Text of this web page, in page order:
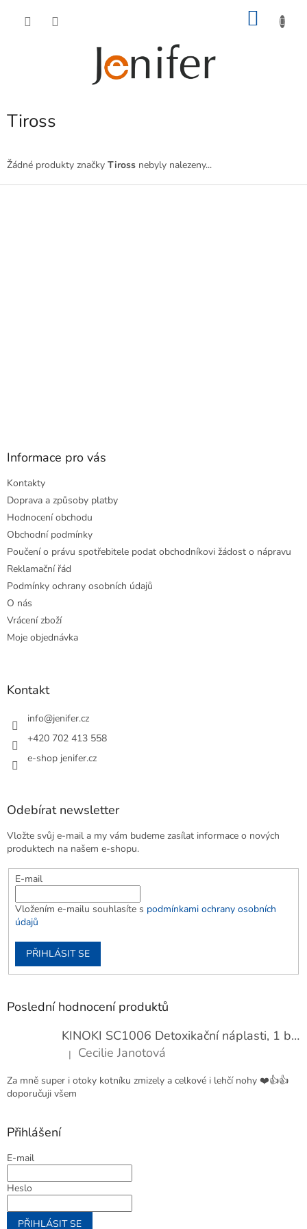
Tiross
Žádné produkty značky Tiross nebyly nalezeny...
Z
Informace pro vás
Kontakty
Doprava a způsoby platby
Hodnocení obchodu
Obchodní podmínky
Poučení o právu spotřebitele podat obchodníkovi žádost o nápravu
Reklamační řád
Podmínky ochrany osobních údajů
O nás
Vrácení zboží
Moje objednávka
Kontakt
info@jenifer.cz
+420 702 413 558
e-shop jenifer.cz
Odebírat newsletter
Vložte svůj e-mail a my vám budeme zasílat informace o nových
produktech na našem e-shopu.
E-mail
Vložením e-mailu souhlasíte s podmínkami ochrany osobních
údajů
PŘIHLÁSIT SE
Poslední hodnocení produktů
KINOKI SC1006 Detoxikační náplasti, 1 balení - 10 ks
Hodnocení produktu je 4 z 5 hvězdiček.
| Cecilie Janotová
Za mně super i otoky kotníku zmizely a celkové i lehčí nohy ❤️👍👍
doporučuji všem
Přihlášení
E-mail
Heslo
PŘIHLÁSIT SE